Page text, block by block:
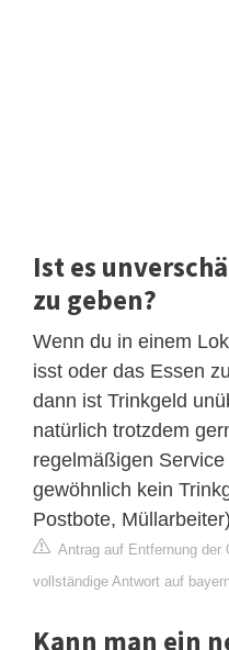
Ist es
zu geben?
Wenn du in einem
isst oder das Essen
dann ist Trinkgeld
natürlich trotzdem
regelmäßigen
gewöhnlich kein
Postbote,
Antrag auf Entfernung der
vollständige Antwort auf
Kann man ein